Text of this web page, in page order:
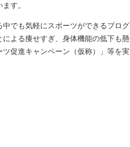
す。
でも気軽にスポーツができるプログ
よる痩せすぎ、身体機能の低下も懸
促進キャンペーン（仮称）」等を実